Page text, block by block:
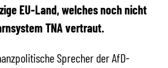
EU-Land, welches noch nicht
TNA vertraut.
Sprecher der AfD-